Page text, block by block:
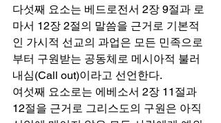
다섯째 요소는 베드로전서 2장 9절과 로
마서 12장 2절의 말씀을 근거로 기본적
인 가시적 선교의 과업은 모든 민족으로
부터 구원받는 공동체로 메시아적 불러
내심(Call out)이라고 선언한다.
여섯째 요소로는 에베소서 2장 11절과
12절을 근거로 그리스도의 구원은 아직